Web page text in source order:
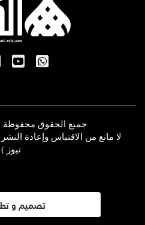
جميع الحقوق محفوظة
لا مانع من الاقتباس وإعادة
نيوز )
تصميم و